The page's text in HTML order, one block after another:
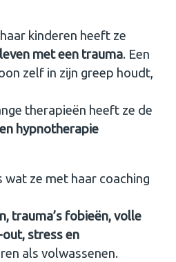
kinderen heeft ze
leven met een trauma. Een
zelf in zijn greep houdt,
therapieën heeft ze de
hypnotherapie
wat ze met haar coaching
trauma’s fobieën, volle
stress en
als volwassenen.